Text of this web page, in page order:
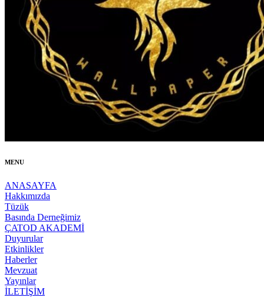
MENU
ANASAYFA
Hakkımızda
Tüzük
Basında Derneğimiz
ÇATOD AKADEMİ
Duyurular
Etkinlikler
Haberler
Mevzuat
Yayınlar
İLETİŞİM